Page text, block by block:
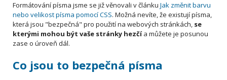
Formátování písma jsme se již věnovali v článku Jak změnit barvu
nebo velikost písma pomocí CSS. Možná nevíte, že existují písma,
která jsou "bezpečná" pro použití na webových stránkách, se
kterými mohou být vaše stránky hezčía můžete je posunou
zase o úroveň dál.
Co jsou to bezpečná písma